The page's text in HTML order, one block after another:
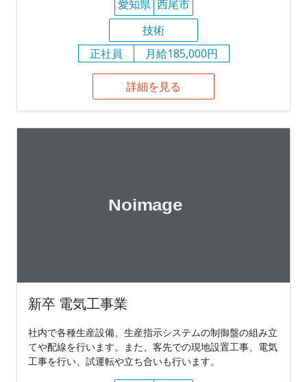
愛知県 西尾市
技術
正社員
月給185,000円
詳細を見る
新卒 電気工事業
社内で各種生産設備、生産指示システムの制御盤の組み立
てや配線を行います。また、客先での現地設置工事、電気
工事を行い、試運転や立ち合いも行います。